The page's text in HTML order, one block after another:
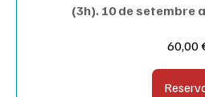
(3h). 10 de setembre
60,00